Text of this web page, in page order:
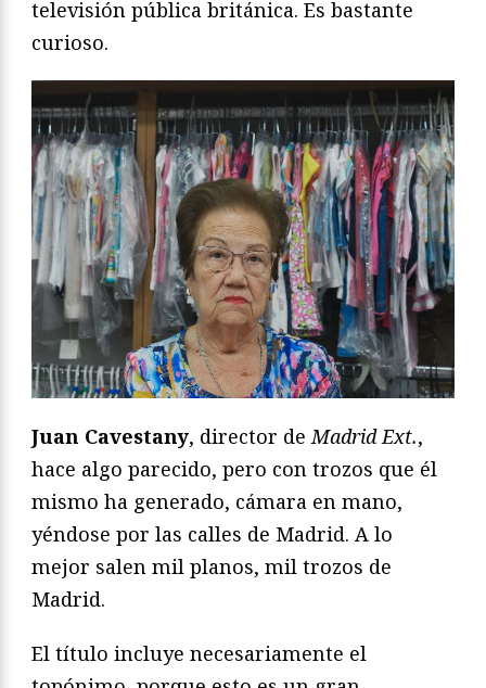
televisión pública británica. Es bastante
curioso.
Juan Cavestany, director deMadrid Ext.,
hace algo parecido, pero con trozos que él
mismo ha generado, cámara en mano,
yéndose por las calles de Madrid. A lo
mejor salen mil planos, mil trozos de
Madrid.
El título incluye necesariamente el